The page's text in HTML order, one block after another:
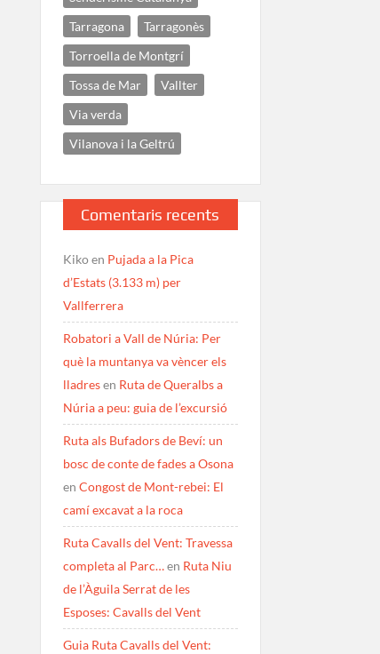
Tarragona
Tarragonès
Torroella de Montgrí
Tossa de Mar
Vallter
Via verda
Vilanova i la Geltrú
Comentaris recents
Kikoen Pujada a la Pica
d’Estats (3.133 m) per
Vallferrera
Robatori a Vall de Núria: Per
què la muntanya va vèncer els
lladresen Ruta de Queralbs a
Núria a peu: guia de l’excursió
Ruta als Bufadors de Beví: un
bosc de conte de fades a Osona
en Congost de Mont-rebei: El
camí excavat a la roca
Ruta Cavalls del Vent: Travessa
completa al Parc…en Ruta Niu
de l’Àguila Serrat de les
Esposes: Cavalls del Vent
Guia Ruta Cavalls del Vent: